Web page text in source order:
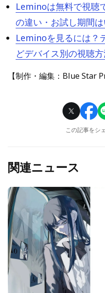
Leminoは無料で視聴
の違い・お試し期間は
Leminoを見るには？
どデバイス別の視聴
【制作・編集：Blue Star
この記事をシ
関連ニュース